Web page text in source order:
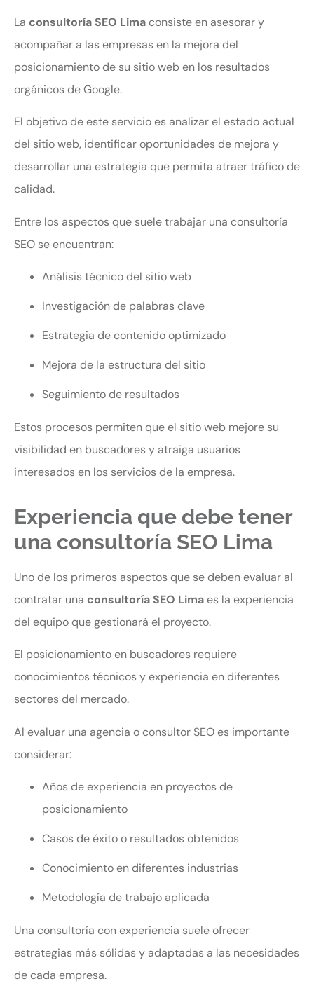
La consultoría SEO Limaconsiste en asesorar y
acompañar a las empresas en la mejora del
posicionamiento de su sitio web en los resultados
orgánicos de Google.
El objetivo de este servicio es analizar el estado actual
del sitio web, identificar oportunidades de mejora y
desarrollar una estrategia que permita atraer tráfico de
calidad.
Entre los aspectos que suele trabajar una consultoría
SEO se encuentran:
Análisis técnico del sitio web
Investigación de palabras clave
Estrategia de contenido optimizado
Mejora de la estructura del sitio
Seguimiento de resultados
Estos procesos permiten que el sitio web mejore su
visibilidad en buscadores y atraiga usuarios
interesados en los servicios de la empresa.
Experiencia que debe tener
una consultoría SEO Lima
Uno de los primeros aspectos que se deben evaluar al
contratar una consultoría SEO Limaes la experiencia
del equipo que gestionará el proyecto.
El posicionamiento en buscadores requiere
conocimientos técnicos y experiencia en diferentes
sectores del mercado.
Al evaluar una agencia o consultor SEO es importante
considerar:
Años de experiencia en proyectos de
posicionamiento
Casos de éxito o resultados obtenidos
Conocimiento en diferentes industrias
Metodología de trabajo aplicada
Una consultoría con experiencia suele ofrecer
estrategias más sólidas y adaptadas a las necesidades
de cada empresa.